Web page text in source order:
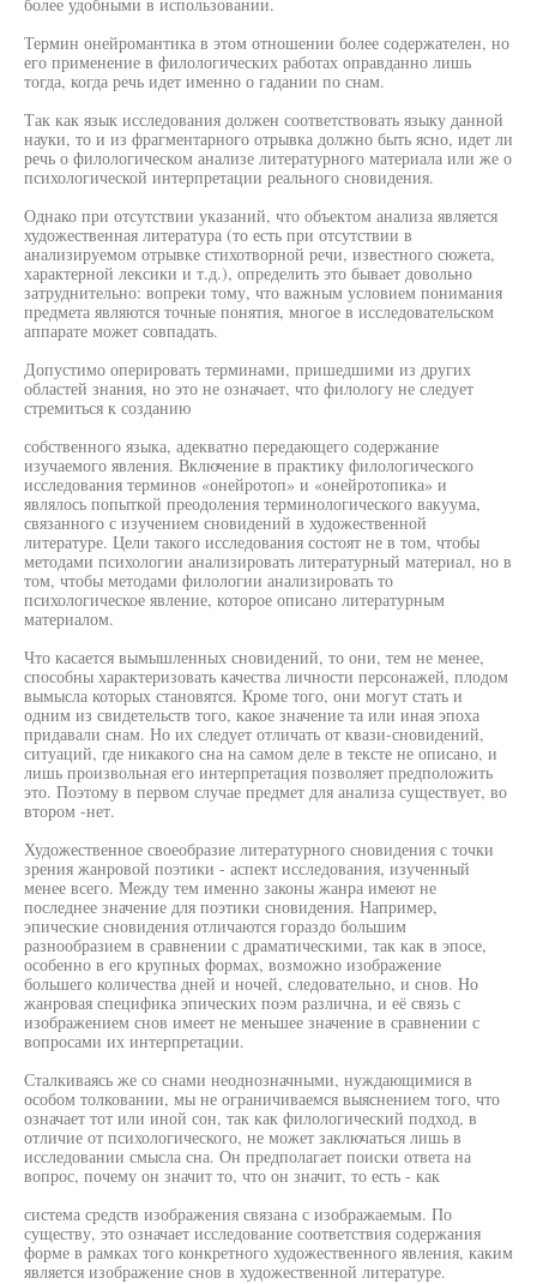
Термин онейромантика в этом отношении более содержателен, но
его применение в филологических работах оправданно лишь
тогда, когда речь идет именно о гадании по снам.
Так как язык исследования должен соответствовать языку данной
науки, то и из фрагментарного отрывка должно быть ясно, идет ли
речь о филологическом анализе литературного материала или же о
психологической интерпретации реального сновидения.
Однако при отсутствии указаний, что объектом анализа является
художественная литература (то есть при отсутствии в
анализируемом отрывке стихотворной речи, известного сюжета,
характерной лексики и т.д.), определить это бывает довольно
затруднительно: вопреки тому, что важным условием понимания
предмета являются точные понятия, многое в исследовательском
аппарате может совпадать.
Допустимо оперировать терминами, пришедшими из других
областей знания, но это не означает, что филологу не следует
стремиться к созданию
собственного языка, адекватно передающего содержание
изучаемого явления. Включение в практику филологического
исследования терминов «онейротоп» и «онейротопика» и
являлось попыткой преодоления терминологического вакуума,
связанного с изучением сновидений в художественной
литературе. Цели такого исследования состоят не в том, чтобы
методами психологии анализировать литературный материал, но в
том, чтобы методами филологии анализировать то
психологическое явление, которое описано литературным
материалом.
Что касается вымышленных сновидений, то они, тем не менее,
способны характеризовать качества личности персонажей, плодом
вымысла которых становятся. Кроме того, они могут стать и
одним из свидетельств того, какое значение та или иная эпоха
придавали снам. Но их следует отличать от квази-сновидений,
ситуаций, где никакого сна на самом деле в тексте не описано, и
лишь произвольная его интерпретация позволяет предположить
это. Поэтому в первом случае предмет для анализа существует, во
втором -нет.
Художественное своеобразие литературного сновидения с точки
зрения жанровой поэтики - аспект исследования, изученный
менее всего. Между тем именно законы жанра имеют не
последнее значение для поэтики сновидения. Например,
эпические сновидения отличаются гораздо большим
разнообразием в сравнении с драматическими, так как в эпосе,
особенно в его крупных формах, возможно изображение
большего количества дней и ночей, следовательно, и снов. Но
жанровая специфика эпических поэм различна, и её связь с
изображением снов имеет не меньшее значение в сравнении с
вопросами их интерпретации.
Сталкиваясь же со снами неоднозначными, нуждающимися в
особом толковании, мы не ограничиваемся выяснением того, что
означает тот или иной сон, так как филологический подход, в
отличие от психологического, не может заключаться лишь в
исследовании смысла сна. Он предполагает поиски ответа на
вопрос, почему он значит то, что он значит, то есть - как
система средств изображения связана с изображаемым. По
существу, это означает исследование соответствия содержания
форме в рамках того конкретного художественного явления, каким
является изображение снов в художественной литературе.